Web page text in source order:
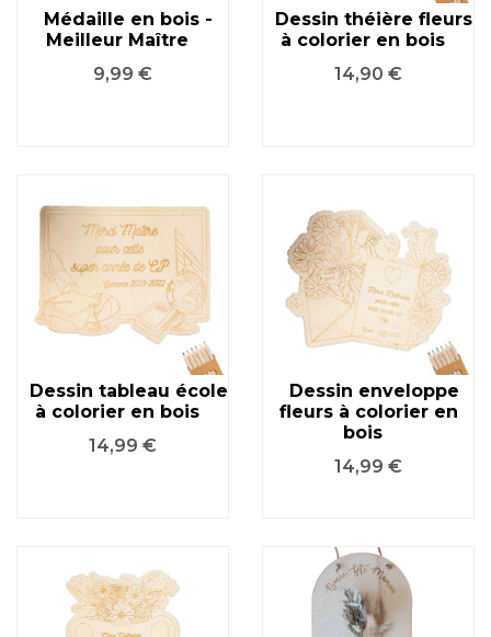
Médaille en bois -
Meilleur Maître
Prix
9,99 €
Dessin théière fleurs
à colorier en bois
Prix
14,90 €
Dessin tableau école
à colorier en bois
Prix
14,99 €
Dessin enveloppe
fleurs à colorier en
bois
Prix
14,99 €